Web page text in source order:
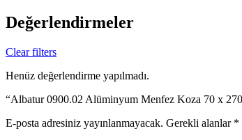
Değerlendirmeler
Clear filters
Henüz değerlendirme yapılmadı.
“Albatur 0900.02 Alüminyum Menfez Koza 70 x
E-posta adresiniz yayınlanmayacak. Gerekli alanlar *